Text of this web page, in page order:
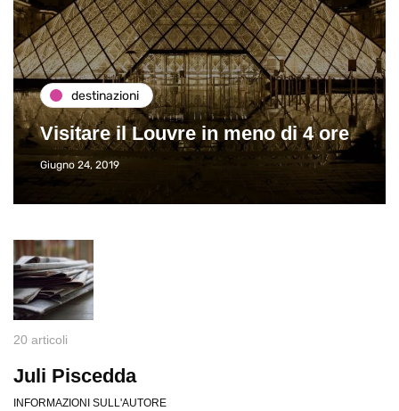
destinazioni
Visitare il Louvre in meno di 4 ore
Giugno 24, 2019
20 articoli
Juli Piscedda
INFORMAZIONI SULL'AUTORE